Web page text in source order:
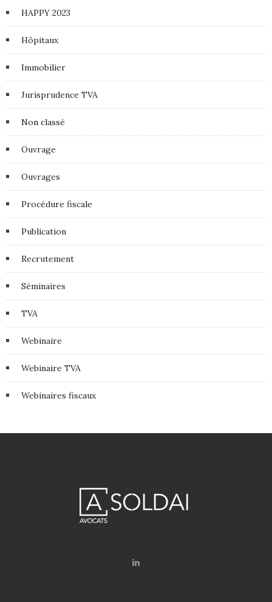
HAPPY 2023
Hôpitaux
Immobilier
Jurisprudence TVA
Non classé
Ouvrage
Ouvrages
Procédure fiscale
Publication
Recrutement
Séminaires
TVA
Webinaire
Webinaire TVA
Webinaires fiscaux